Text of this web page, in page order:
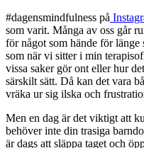
#dagensmindfulness på
som varit. Många av oss går
för något som hände för länge
som när vi sitter i min
vissa saker gör ont eller hur
särskilt sätt. Då kan det vara
vräka ur sig ilska och
Men en dag är det viktigt att
behöver inte din trasiga
är dags att släppa taget och